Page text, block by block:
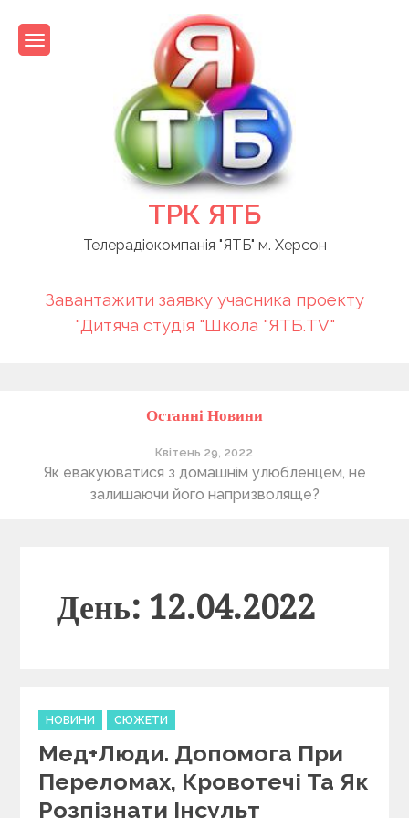
content
ТРК ЯТБ
Телерадіокомпанія "ЯТБ" м. Херсон
Завантажити заявку учасника проекту
"Дитяча студія "Школа "ЯТБ.TV"
Останні Новини
Квітень 29, 2022
Як евакуюватися з домашнім улюбленцем, не
залишаючи його напризволяще?
День: 12.04.2022
C
a
e
g
o
НОВИНИ СЮЖЕТИ
Мед+люди. Допомога При
Переломах, Кровотечі Та Як
Розпізнати Інсульт